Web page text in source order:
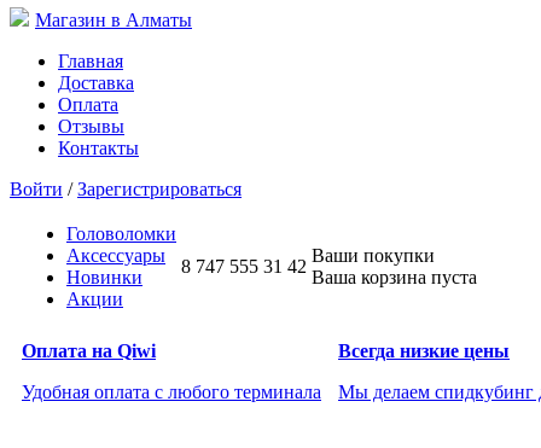
Магазин в Алматы
Главная
Доставка
Оплата
Отзывы
Контакты
Войти /Зарегистрироваться
Головоломки
Аксессуары
Новинки
Акции
8 747 555 31 42
Ваши покупки
Ваша корзина пуста
Оплата на Qiwi
Удобная оплата с любого терминала
Всегда низкие цены
Мы делаем спидкубинг